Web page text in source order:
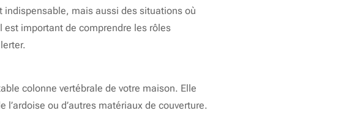
mais aussi des situations où
important de comprendre les rôles
colonne vertébrale de votre maison. Elle
ou d’autres matériaux de couverture.